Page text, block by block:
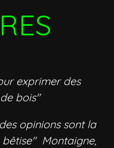
exprimer des
bois"
opinions sont la
Montaigne,